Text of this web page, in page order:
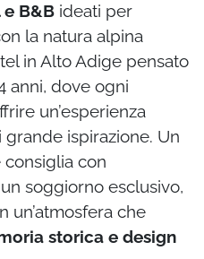
B&B ideati per
la natura alpina
in Alto Adige pensato
anni, dove ogni
un’esperienza
ispirazione. Un
consiglia con
soggiorno esclusivo,
un’atmosfera che
storica e design